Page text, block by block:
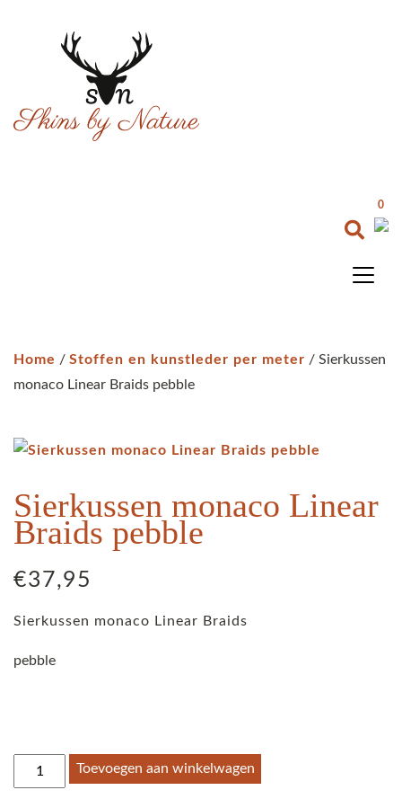
0
Home / Stoffen en kunstleder per meter / Sierkussen
monaco Linear Braids pebble
Sierkussen monaco Linear
Braids pebble
€37,95
Sierkussen monaco Linear Braids
pebble
Sierkussen
monaco
Toevoegen aan winkelwagen